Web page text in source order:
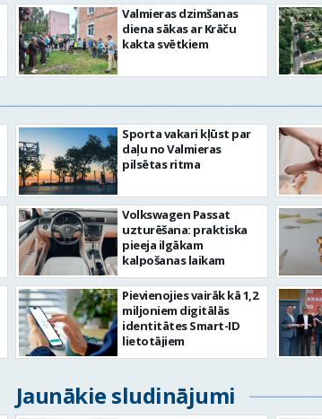
Valmieras dzimšanas
diena sākas ar Krāču
kakta svētkiem
Sporta vakari kļūst par
daļu no Valmieras
pilsētas ritma
Volkswagen Passat
uzturēšana: praktiska
pieeja ilgākam
kalpošanas laikam
Pievienojies vairāk kā 1,2
miljoniem digitālās
identitātes Smart-ID
lietotājiem
Jaunākie sludinājumi